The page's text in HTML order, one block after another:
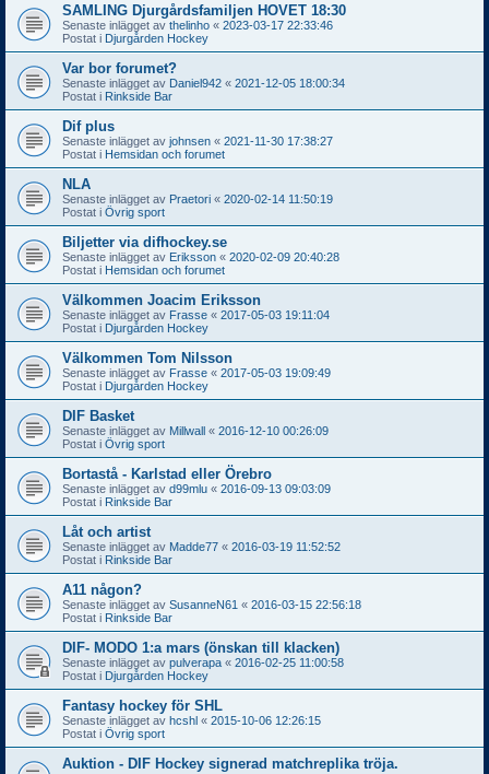
SAMLING Djurgårdsfamiljen HOVET 18:30
Senaste inlägget av thelinho « 2023-03-17 22:33:46
Postat i Djurgården Hockey
Var bor forumet?
Senaste inlägget av Daniel942 « 2021-12-05 18:00:34
Postat i Rinkside Bar
Dif plus
Senaste inlägget av johnsen « 2021-11-30 17:38:27
Postat i Hemsidan och forumet
NLA
Senaste inlägget av Praetori « 2020-02-14 11:50:19
Postat i Övrig sport
Biljetter via difhockey.se
Senaste inlägget av Eriksson « 2020-02-09 20:40:28
Postat i Hemsidan och forumet
Välkommen Joacim Eriksson
Senaste inlägget av Frasse « 2017-05-03 19:11:04
Postat i Djurgården Hockey
Välkommen Tom Nilsson
Senaste inlägget av Frasse « 2017-05-03 19:09:49
Postat i Djurgården Hockey
DIF Basket
Senaste inlägget av Millwall « 2016-12-10 00:26:09
Postat i Övrig sport
Bortastå - Karlstad eller Örebro
Senaste inlägget av d99mlu « 2016-09-13 09:03:09
Postat i Rinkside Bar
Låt och artist
Senaste inlägget av Madde77 « 2016-03-19 11:52:52
Postat i Rinkside Bar
A11 någon?
Senaste inlägget av SusanneN61 « 2016-03-15 22:56:18
Postat i Rinkside Bar
DIF- MODO 1:a mars (önskan till klacken)
Senaste inlägget av pulverapa « 2016-02-25 11:00:58
Postat i Djurgården Hockey
Fantasy hockey för SHL
Senaste inlägget av hcshl « 2015-10-06 12:26:15
Postat i Övrig sport
Auktion - DIF Hockey signerad matchreplika tröja.